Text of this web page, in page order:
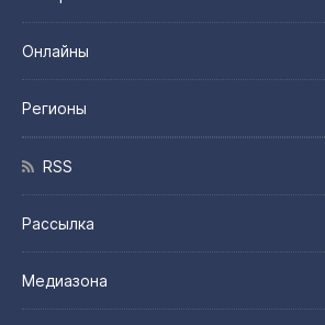
Онлайны
Регионы
RSS
Рассылка
Медиазона